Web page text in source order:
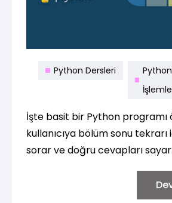
Python Dersleri
İşte basit bir Python programı
kullanıcıya bölüm sonu tekrarı
sorar ve doğru cevapları sayar: